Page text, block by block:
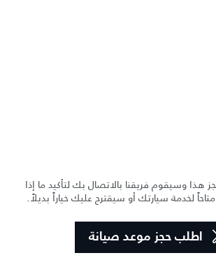
هذا وسيقوم فريقنا بالاتصال بك لتأكيد ما إذا
لخدمة سيارتك أو سيقترح عليك خياراً بديلاً.
اطلب حجز موعد صيانة